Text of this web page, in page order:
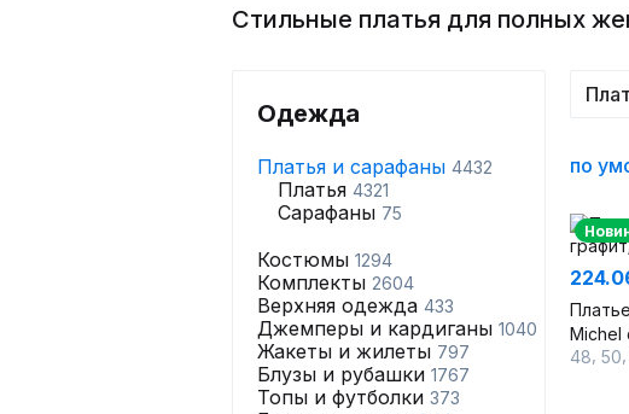
Стильные платья для полных
Одежда
Платья и сарафаны 4432
Платья 4321
Сарафаны 75
Костюмы 1294
Комплекты 2604
Верхняя одежда 433
Джемперы и кардиганы 1040
Жакеты и жилеты 797
Блузы и рубашки 1767
Топы и футболки 373
по
Платье
Michel
48 50